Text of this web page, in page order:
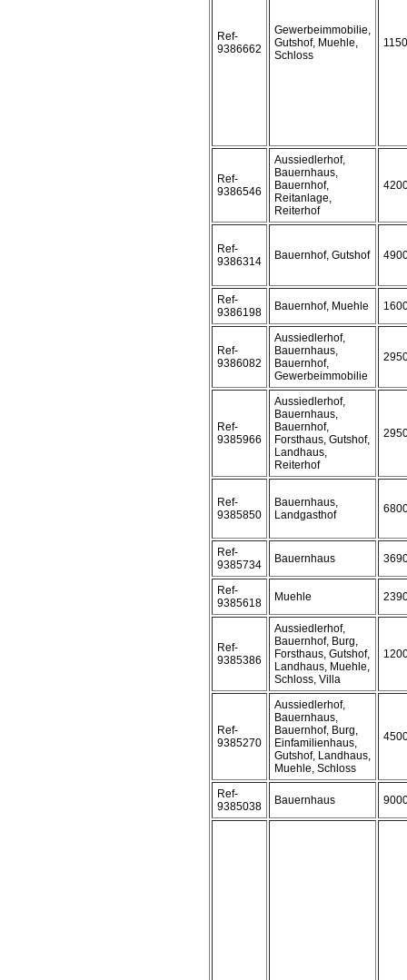
Ref-
9386662
Gewerbeimmobilie,
Gutshof, Muehle,
Schloss
Ref-
9386546
Aussiedlerhof,
Bauernhaus,
Bauernhof,
Reitanlage,
Reiterhof
Ref-
9386314
Bauernhof, Gutshof
Ref-
9386198
Bauernhof, Muehle
Ref-
9386082
Aussiedlerhof,
Bauernhaus,
Bauernhof,
Gewerbeimmobilie
Ref-
9385966
Aussiedlerhof,
Bauernhaus,
Bauernhof,
Forsthaus, Gutshof,
Landhaus,
Reiterhof
Ref-
9385850
Bauernhaus,
Landgasthof
Ref-
9385734
Bauernhaus
Ref-
9385618
Muehle
Ref-
9385386
Aussiedlerhof,
Bauernhof, Burg,
Forsthaus, Gutshof,
Landhaus, Muehle,
Schloss, Villa
Ref-
9385270
Aussiedlerhof,
Bauernhaus,
Bauernhof, Burg,
Einfamilienhaus,
Gutshof, Landhaus,
Muehle, Schloss
Ref-
9385038
Bauernhaus